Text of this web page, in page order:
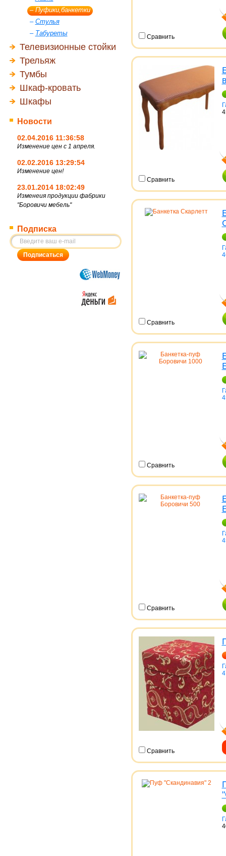
–Пуфики,банкетки
– Стулья
– Табуреты
Телевизионные стойки
Трельяж
Тумбы
Шкаф-кровать
Шкафы
Новости
02.04.2016 11:36:58
Изменение цен с 1 апреля.
02.02.2016 13:29:54
Изменение цен!
23.01.2014 18:02:49
Изменеия продукции фабрики
"Боровичи мебель"
Подписка
Сравнить
Сравнить
Сравнить
Сравнить
Сравнить
Сравнить